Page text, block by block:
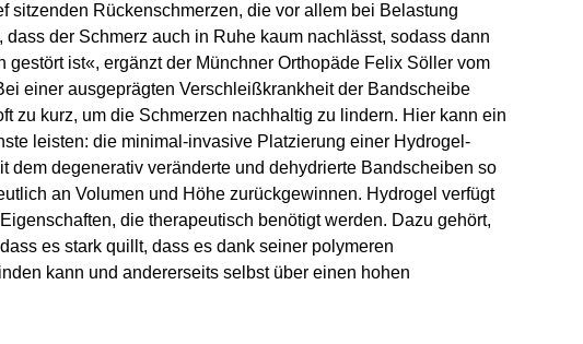
sitzenden Rückenschmerzen, die vor allem bei Belastung
der Schmerz auch in Ruhe kaum nachlässt, sodass dann
gestört ist«, ergänzt der Münchner Orthopäde Felix Söller vom
einer ausgeprägten Verschleißkrankheit der Bandscheibe
zu kurz, um die Schmerzen nachhaltig zu lindern. Hier kann ein
leisten: die minimal-invasive Platzierung einer Hydrogel-
dem degenerativ veränderte und dehydrierte Bandscheiben so
an Volumen und Höhe zurückgewinnen. Hydrogel verfügt
die therapeutisch benötigt werden. Dazu gehört,
es stark quillt, dass es dank seiner polymeren
kann und andererseits selbst über einen hohen